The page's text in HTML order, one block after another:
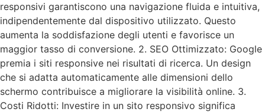
responsivi garantiscono una navigazione fluida e intuitiva,
indipendentemente dal dispositivo utilizzato. Questo
aumenta la soddisfazione degli utenti e favorisce un
maggior tasso di conversione. 2. SEO Ottimizzato: Google
premia i siti responsive nei risultati di ricerca. Un design
che si adatta automaticamente alle dimensioni dello
schermo contribuisce a migliorare la visibilità online. 3.
Costi Ridotti: Investire in un sito responsivo significa